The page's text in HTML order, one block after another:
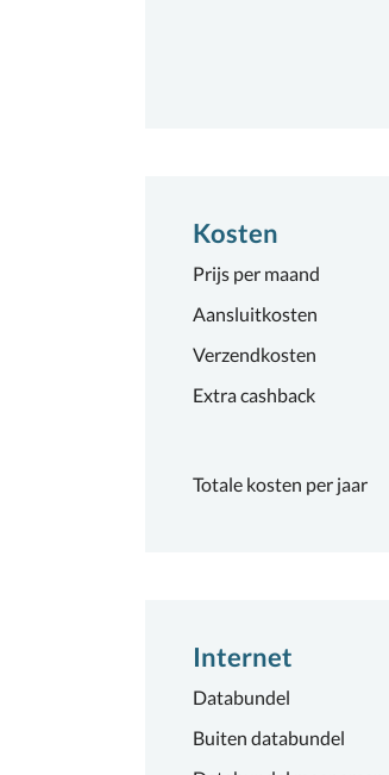
Kosten
Prijs per maand
Aansluitkosten
Verzendkosten
Extra cashback
Totale kosten per jaar
Internet
Databundel
Buiten databundel